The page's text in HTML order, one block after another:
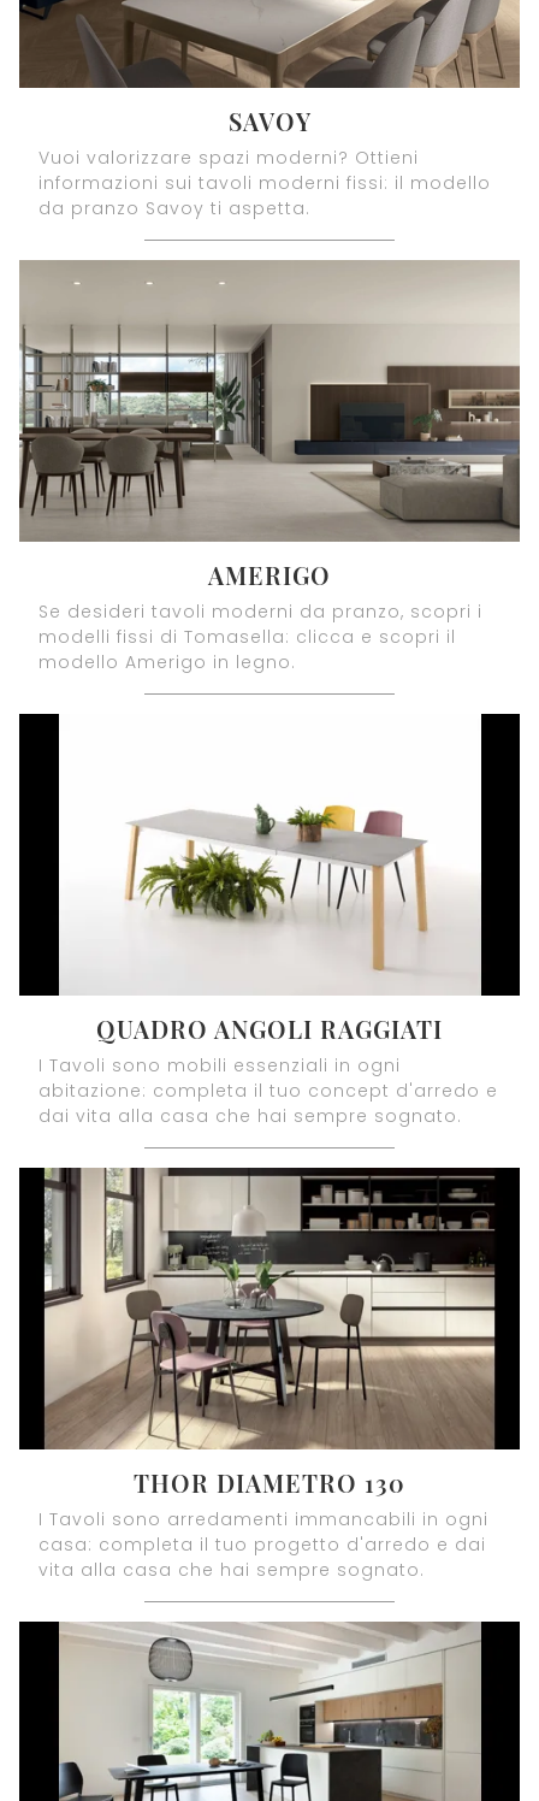
SAVOY
Vuoi valorizzare spazi moderni? Ottieni
informazioni sui tavoli moderni fissi: il modello
da pranzo Savoy ti aspetta.
AMERIGO
Se desideri tavoli moderni da pranzo, scopri i
modelli fissi di Tomasella: clicca e scopri il
modello Amerigo in legno.
QUADRO ANGOLI RAGGIATI
I Tavoli sono mobili essenziali in ogni
abitazione: completa il tuo concept d'arredo e
dai vita alla casa che hai sempre sognato.
THOR DIAMETRO 130
I Tavoli sono arredamenti immancabili in ogni
casa: completa il tuo progetto d'arredo e dai
vita alla casa che hai sempre sognato.